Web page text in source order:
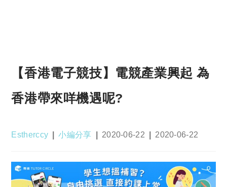
【香港電子競技】電競產業興起 為
香港帶來咩機遇呢?
Post
Estherccy
Post
小編分享
Post
2020-06-22
Post
2020-06-22